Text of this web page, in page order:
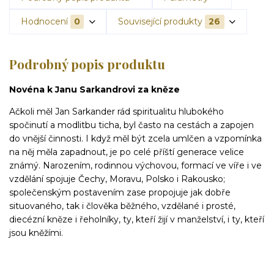
Hodnocení 0 Související produkty 26
Podrobný popis produktu
Novéna k Janu Sarkandrovi za kněze
Ačkoli měl Jan Sarkander rád spiritualitu hlubokého
spočinutí a modlitbu ticha, byl často na cestách a zapojen
do vnější činnosti. I když měl být zcela umlčen a vzpomínka
na něj měla zapadnout, je po celé příští generace velice
známý. Narozením, rodinnou výchovou, formací ve víře i ve
vzdělání spojuje Čechy, Moravu, Polsko i Rakousko;
společenským postavením zase propojuje jak dobře
situovaného, tak i člověka běžného, vzdělané i prosté,
diecézní kněze i řeholníky, ty, kteří žijí v manželství, i ty, kteří
jsou kněžími.